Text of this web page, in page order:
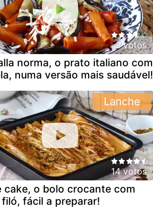
3 votos
norma, o prato italiano com
numa versão mais saudável!
14 votos
cake, o bolo crocante com
filó, fácil a preparar!
Lanche